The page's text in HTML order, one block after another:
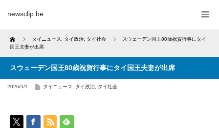
newsclip.be
Home タイニュース タイ政治 タイ社会
スウェーデン国王80歳祝賀行事にタイ
国王夫妻が出席
スウェーデン国王80歳祝賀行事にタイ国王夫妻が出席
2026/5/1 タイニュース タイ政治 タイ社会